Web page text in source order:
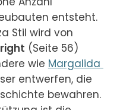
entsteht.
Stil wird von
(Seite 56)
wie Margalida
entwerfen, die
bewahren.